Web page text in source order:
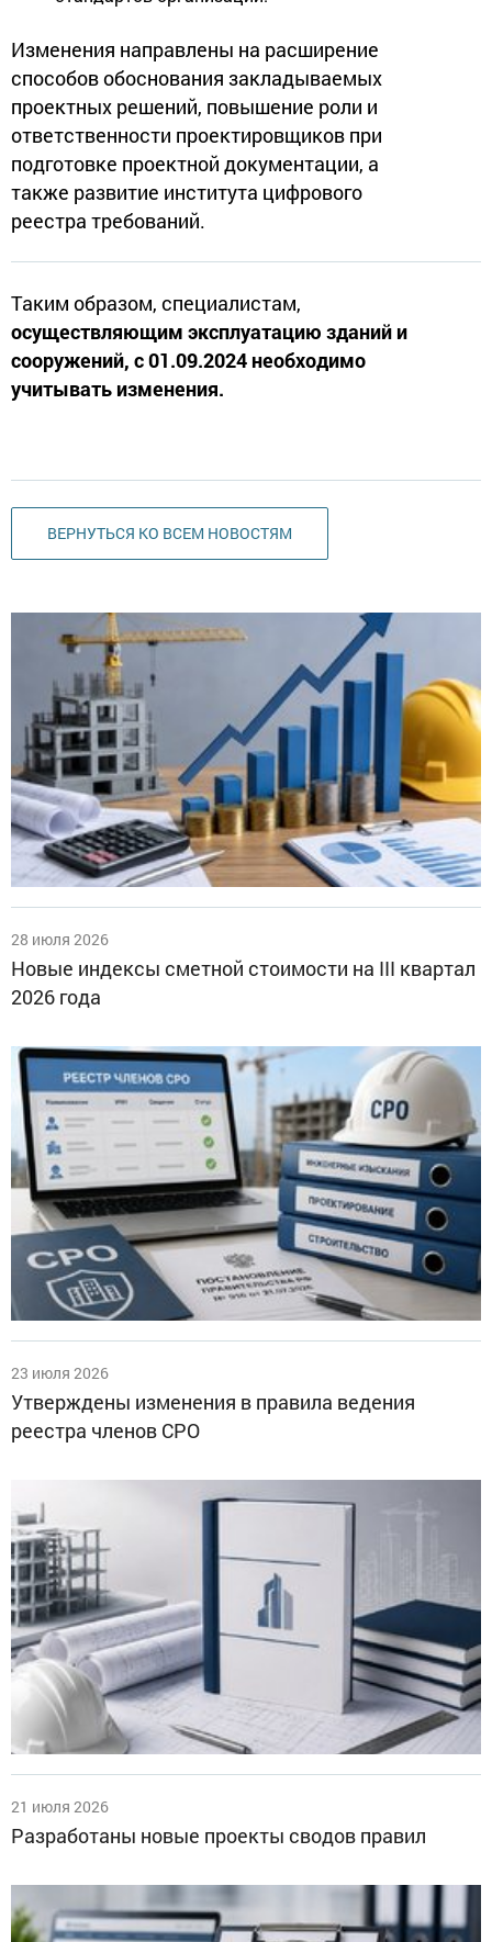
Изменения направлены на расширение
способов обоснования закладываемых
проектных решений, повышение роли и
ответственности проектировщиков при
подготовке проектной документации, а
также развитие института цифрового
реестра требований.
Таким образом, специалистам,
осуществляющим эксплуатацию зданий и
сооружений, с 01.09.2024 необходимо
учитывать изменения.
ВЕРНУТЬСЯ КО ВСЕМ НОВОСТЯМ
28 июля 2026
Новые индексы сметной стоимости на III квартал
2026 года
23 июля 2026
Утверждены изменения в правила ведения
реестра членов СРО
21 июля 2026
Разработаны новые проекты сводов правил